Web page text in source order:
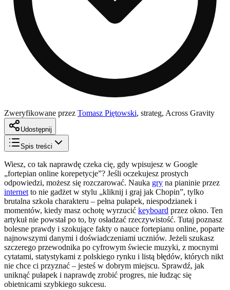
Zweryfikowane przez Tomasz Piętowski, strateg, Across Gravity
Udostępnij
Spis treści
Wiesz, co tak naprawdę czeka cię, gdy wpisujesz w Google
„fortepian online korepetycje”? Jeśli oczekujesz prostych
odpowiedzi, możesz się rozczarować. Nauka gry na pianinie przez
internet to nie gadżet w stylu „kliknij i graj jak Chopin”, tylko
brutalna szkoła charakteru – pełna pułapek, niespodzianek i
momentów, kiedy masz ochotę wyrzucić keyboard przez okno. Ten
artykuł nie powstał po to, by osładzać rzeczywistość. Tutaj poznasz
bolesne prawdy i szokujące fakty o nauce fortepianu online, poparte
najnowszymi danymi i doświadczeniami uczniów. Jeżeli szukasz
szczerego przewodnika po cyfrowym świecie muzyki, z mocnymi
cytatami, statystykami z polskiego rynku i listą błędów, których nikt
nie chce ci przyznać – jesteś w dobrym miejscu. Sprawdź, jak
uniknąć pułapek i naprawdę zrobić progres, nie łudząc się
obietnicami szybkiego sukcesu.